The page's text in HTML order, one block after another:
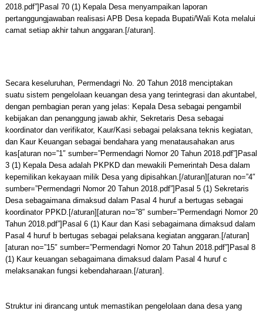
2018.pdf”]Pasal 70 (1) Kepala Desa menyampaikan laporan
pertanggungjawaban realisasi APB Desa kepada Bupati/Wali Kota melalui
camat setiap akhir tahun anggaran.[/aturan].
Secara keseluruhan, Permendagri No. 20 Tahun 2018 menciptakan
suatu sistem pengelolaan keuangan desa yang terintegrasi dan akuntabel,
dengan pembagian peran yang jelas: Kepala Desa sebagai pengambil
kebijakan dan penanggung jawab akhir, Sekretaris Desa sebagai
koordinator dan verifikator, Kaur/Kasi sebagai pelaksana teknis kegiatan,
dan Kaur Keuangan sebagai bendahara yang menatausahakan arus
kas[aturan no=”1″ sumber=”Permendagri Nomor 20 Tahun 2018.pdf”]Pasal
3 (1) Kepala Desa adalah PKPKD dan mewakili Pemerintah Desa dalam
kepemilikan kekayaan milik Desa yang dipisahkan.[/aturan][aturan no=”4″
sumber=”Permendagri Nomor 20 Tahun 2018.pdf”]Pasal 5 (1) Sekretaris
Desa sebagaimana dimaksud dalam Pasal 4 huruf a bertugas sebagai
koordinator PPKD.[/aturan][aturan no=”8″ sumber=”Permendagri Nomor 20
Tahun 2018.pdf”]Pasal 6 (1) Kaur dan Kasi sebagaimana dimaksud dalam
Pasal 4 huruf b bertugas sebagai pelaksana kegiatan anggaran.[/aturan]
[aturan no=”15″ sumber=”Permendagri Nomor 20 Tahun 2018.pdf”]Pasal 8
(1) Kaur keuangan sebagaimana dimaksud dalam Pasal 4 huruf c
melaksanakan fungsi kebendaharaan.[/aturan].
Struktur ini dirancang untuk memastikan pengelolaan dana desa yang